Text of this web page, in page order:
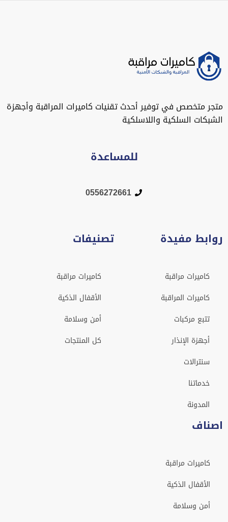
متجر متخصص في توفير أحدث تقنيات كاميرات المراقبة وأجهزة
الشبكات السلكية واللاسلكية
للمساعدة
0556272661
روابط مفيدة
كاميرات مراقبة
كاميرات المراقبة
تتبع مركبات
أجهزة الإنذار
سنترالات
خدماتنا
المدونة
تصنيفات
كاميرات مراقبة
الأقفال الذكية
أمن وسلامة
كل المنتجات
اصناف
كاميرات مراقبة
الأقفال الذكية
أمن وسلامة